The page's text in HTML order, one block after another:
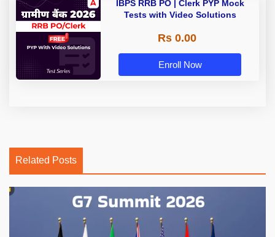
IBPS RRB PO | Clerk PYP Mock
Tests with Video Solutions
Rs 0.00
Enroll Now
Related Posts